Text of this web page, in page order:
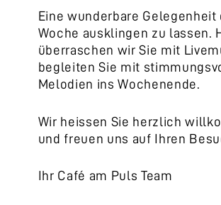
Eine wunderbare Gelegenheit
Woche ausklingen zu lassen.
überraschen wir Sie mit
begleiten Sie mit
Melodien ins Wochenende.
Wir heissen Sie herzlich
und freuen uns auf Ihren
Ihr Café am Puls Team